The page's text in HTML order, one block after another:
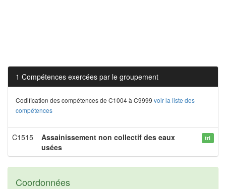
1 Compétences exercées par le groupement
Codification des compétences de C1004 à C9999 voir la liste des
compétences
C1515
Assainissement non collectif des eaux
usées
tri
Coordonnées